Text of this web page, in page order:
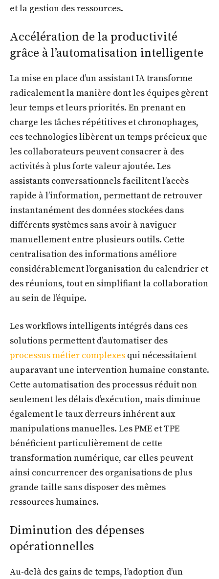
et la gestion des ressources.
Accélération de la productivité
grâce à l’automatisation intelligente
La mise en place d’un assistant IA transforme
radicalement la manière dont les équipes gèrent
leur temps et leurs priorités. En prenant en
charge les tâches répétitives et chronophages,
ces technologies libèrent un temps précieux que
les collaborateurs peuvent consacrer à des
activités à plus forte valeur ajoutée. Les
assistants conversationnels facilitent l’accès
rapide à l’information, permettant de retrouver
instantanément des données stockées dans
différents systèmes sans avoir à naviguer
manuellement entre plusieurs outils. Cette
centralisation des informations améliore
considérablement l’organisation du calendrier et
des réunions, tout en simplifiant la collaboration
au sein de l’équipe.
Les workflows intelligents intégrés dans ces
solutions permettent d’automatiser des
processus métier complexes qui nécessitaient
auparavant une intervention humaine constante.
Cette automatisation des processus réduit non
seulement les délais d’exécution, mais diminue
également le taux d’erreurs inhérent aux
manipulations manuelles. Les PME et TPE
bénéficient particulièrement de cette
transformation numérique, car elles peuvent
ainsi concurrencer des organisations de plus
grande taille sans disposer des mêmes
ressources humaines.
Diminution des dépenses
opérationnelles
Au-delà des gains de temps, l’adoption d’un